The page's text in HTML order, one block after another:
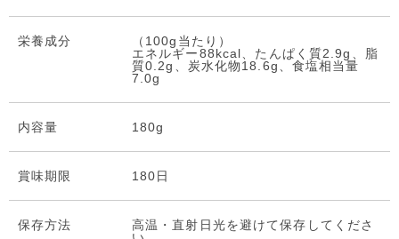
栄養成分
（100g当たり）
エネルギー88kcal、たんぱく質2.9g、脂
質0.2g、炭水化物18.6g、食塩相当量
7.0g
内容量 180g
賞味期限 180日
保存⽅法
高温・直射日光を避けて保存してくださ